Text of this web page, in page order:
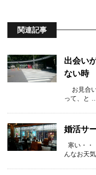
関連記事
出会い
ない時
お見合い
って、と
婚活サ
寒い・・
んなお天